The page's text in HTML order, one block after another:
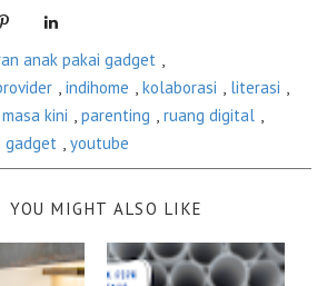
anak pakai gadget
indihome kolaborasi literasi
kini
parenting ruang digital
gadget
youtube
YOU MIGHT ALSO LIKE